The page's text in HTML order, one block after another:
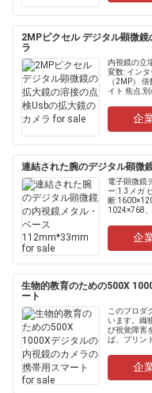
2MPピクセル デジタル顕微
ラ
内視鏡の立
変数: イン
（2MP）
イト 焦点:
企
連結された腕のデジタル顕微
電子顕微鏡
ー:1.3メガ
断
1024×768
企
生物的教育のための500X
ート
このプロダ
います。織
び視覚障害
ば、プリン
ありませ....
企